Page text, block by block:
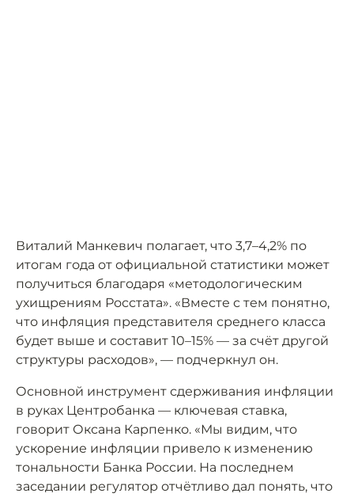
Виталий Манкевич полагает, что 3,7–4,2% по
итогам года от официальной статистики может
получиться благодаря «методологическим
ухищрениям Росстата». «Вместе с тем понятно,
что инфляция представителя среднего класса
будет выше и составит 10–15% — за счёт другой
структуры расходов», — подчеркнул он.
Основной инструмент сдерживания инфляции
в руках Центробанка — ключевая ставка,
говорит Оксана Карпенко. «Мы видим, что
ускорение инфляции привело к изменению
тональности Банка России. На последнем
заседании регулятор отчётливо дал понять, что